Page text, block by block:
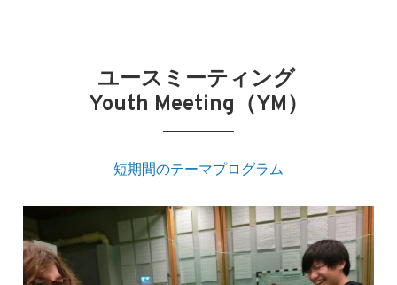
ユースミーティング
Youth Meeting（YM）​
短期間のテーマプログラム